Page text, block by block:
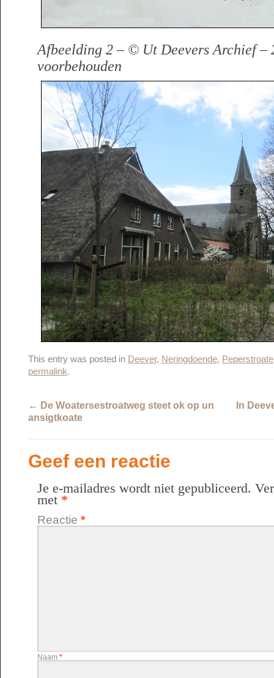
Afbeelding 2 – © Ut Deevers Archief –
voorbehouden
This entry was posted in Deever, Neringdoende, Peperstroate
permalink.
← De Woatersestroatweg steet ok op un
ansigtkoate
In
Geef een reactie
Je e-mailadres wordt niet gepubliceerd.
met *
Reactie *
Naam *